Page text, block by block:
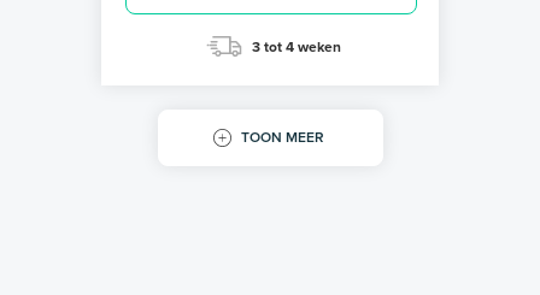
3 tot 4 weken
TOON MEER